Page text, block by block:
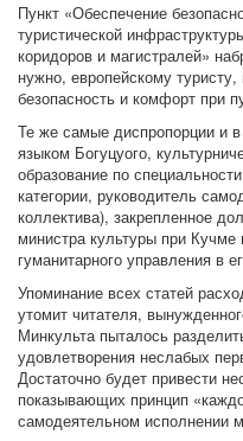
Пункт «Обеспечение
туристической
коридоров и магистралей»
нужно, европейскому
безопасность и комфорт при
Те же самые диспропорции и
языком Богуцуого,
образование по
категории, руководитель
коллектива), закрепленное
министра культуры при Кучме
гуманитарного управления в
Упоминание всех статей
утомит читателя,
Минкульта пыталось
удовлетворения неслабых
Достаточно будет привести
показывающих принцип
самодеятельном исполнении